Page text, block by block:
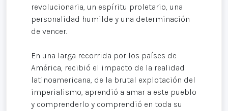
revolucionaria, un espíritu proletario, una
personalidad humilde y una determinación
de vencer.
En una larga recorrida por los países de
América, recibió el impacto de la realidad
latinoamericana, de la brutal explotación del
imperialismo, aprendió a amar a este pueblo
y comprenderlo y comprendió en toda su